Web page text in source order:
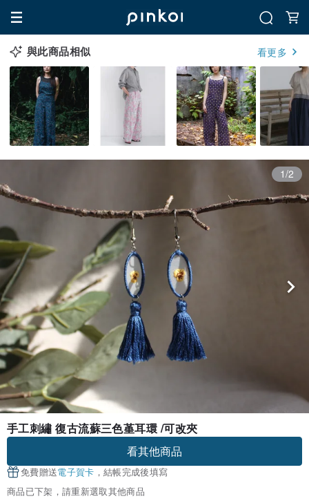
與此商品相似 看更多
1/2
手工刺繡 復古流蘇三色堇耳環 /可改夾
看其他商品
免費贈送電子賀卡 ，結帳完成後填寫
商品已下架，請重新選取其他商品